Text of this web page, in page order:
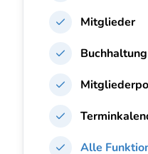
Mitglieder
Buchhaltung
Alle